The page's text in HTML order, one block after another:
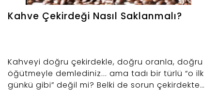
Kahve Çekirdeği Nasıl Saklanmalı?
Kahveyi doğru çekirdekle, doğru oranla, doğru
öğütmeyle demlediniz... ama tadı bir türlü “o ilk
günkü gibi” değil mi? Belki de sorun çekirdekte